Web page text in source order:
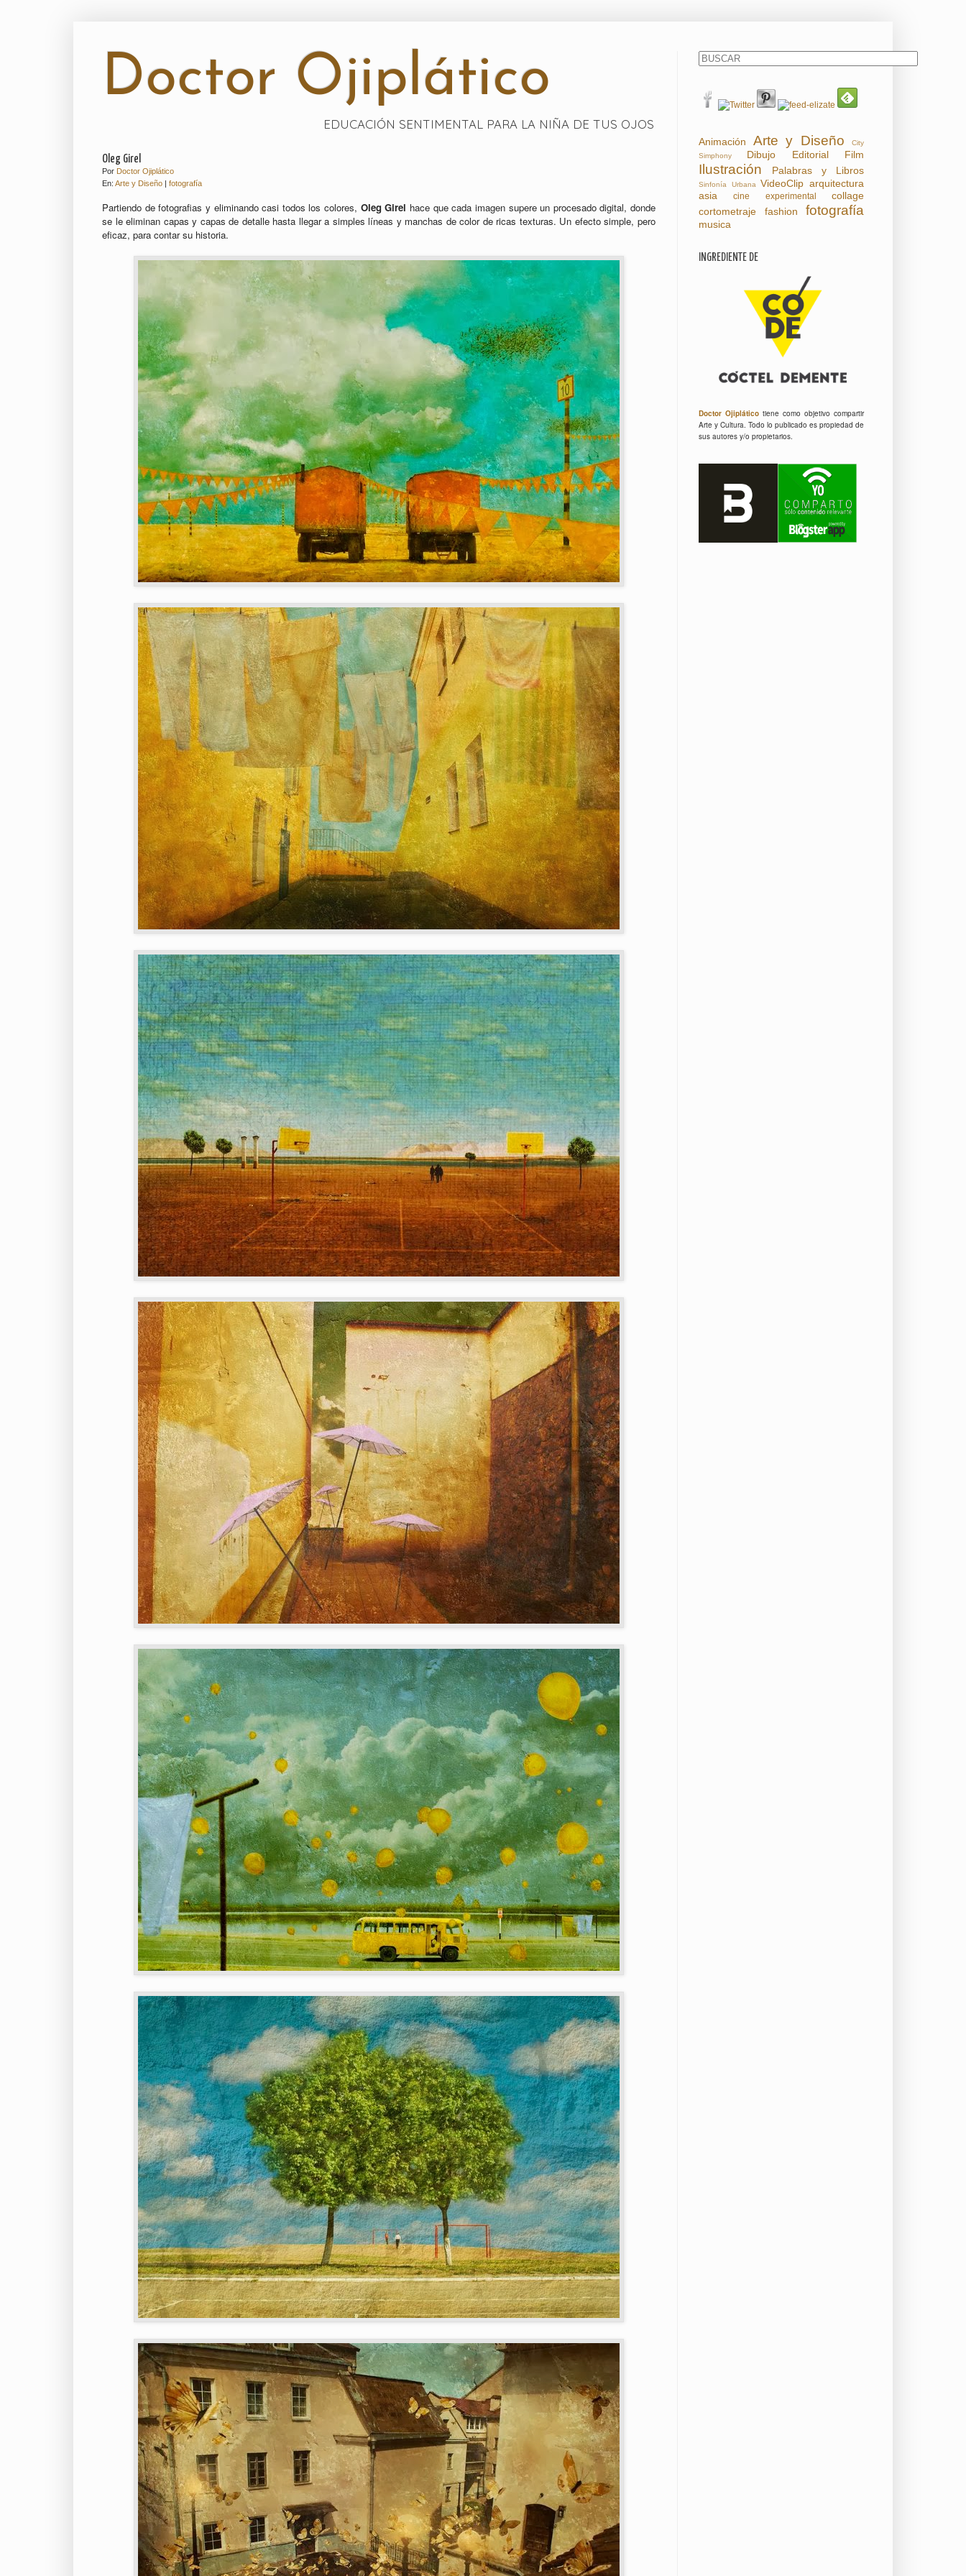
Doctor Ojiplático
EDUCACIÓN SENTIMENTAL PARA LA NIÑA DE TUS OJOS
Oleg Girel
Por Doctor Ojiplático
En: Arte y Diseño | fotografía
Partiendo de fotografias y eliminando casi todos los colores, Oleg Girel hace que cada imagen supere un procesado digital, donde
se le eliminan capas y capas de detalle hasta llegar a simples líneas y manchas de color de ricas texturas. Un efecto simple, pero
eficaz, para contar su historia.
Animación Arte y Diseño
City
Simphony
Dibujo Editorial Film
Ilustración Palabras y Libros
Sinfonía Urbana VideoClip arquitectura
asia
cine experimental
collage
cortometraje
fashion fotografía
musica
INGREDIENTE DE
Doctor Ojiplático tiene como objetivo compartir
Arte y Cultura. Todo lo publicado es propiedad de
sus autores y/o propietarios.